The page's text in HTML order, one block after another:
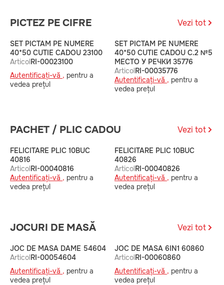
PICTEZ PE CIFRE Vezi tot
SET PICTAM PE NUMERE
40*50 CUTIE CADOU 23100
ArticolRI-00023100
Autentificați-vă , pentru a
vedea prețul
SET PICTAM PE NUMERE
40*50 CUTIE CADOU С.2 №5
МЕСТО У РЕЧКИ 35776
ArticolRI-00035776
Autentificați-vă , pentru a
vedea prețul
PACHET / PLIC CADOU Vezi tot
FELICITARE PLIC 10BUC
40816
ArticolRI-00040816
Autentificați-vă , pentru a
vedea prețul
FELICITARE PLIC 10BUC
40826
ArticolRI-00040826
Autentificați-vă , pentru a
vedea prețul
JOCURI DE MASĂ Vezi tot
JOC DE MASA DAME 54604
ArticolRI-00054604
Autentificați-vă , pentru a
vedea prețul
JOC DE MASA 6IN1 60860
ArticolRI-00060860
Autentificați-vă , pentru a
vedea prețul